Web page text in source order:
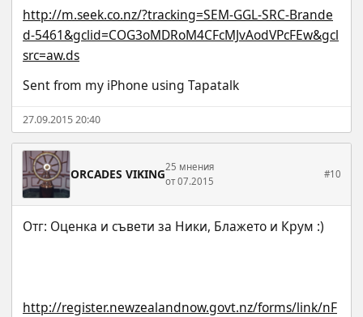
http://m.seek.co.nz/?tracking=SEM-GGL-SRC-Brande
d-5461&gclid=COG3oMDRoM4CFcMJvAodVPcFEw&gcl
src=aw.ds
Sent from my iPhone using Tapatalk
27.09.2015 20:40
ORCADES VIKING25 мнения
от 07.2015
#10
http://register.newzealandnow.govt.nz/forms/link/nF